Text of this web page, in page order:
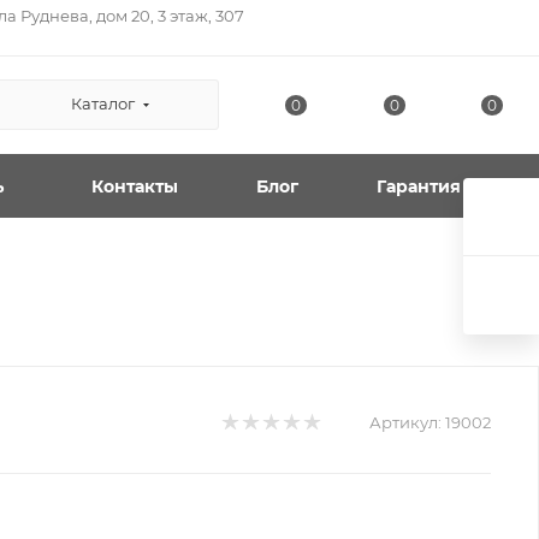
Руднева, дом 20, 3 этаж, 307
Каталог 0 0 0
Контакты Блог Гарантия
Артикул: 19002